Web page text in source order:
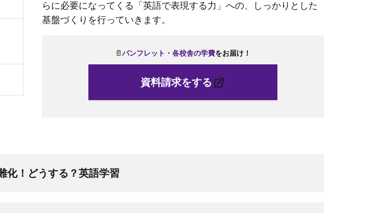
らに必要になってくる「英語で表現する力」への、しっかりとした
基盤づくりを行っていきます。
📄パンフレット・各校舎の学費をお届け！
資料請求をする
化！どうする？英語学習